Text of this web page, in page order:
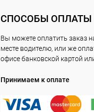
СПОСОБЫ ОПЛАТЫ
Вы можете оплатить заказ
месте водителю, или же
офисе банковской картой
Принимаем к оплате